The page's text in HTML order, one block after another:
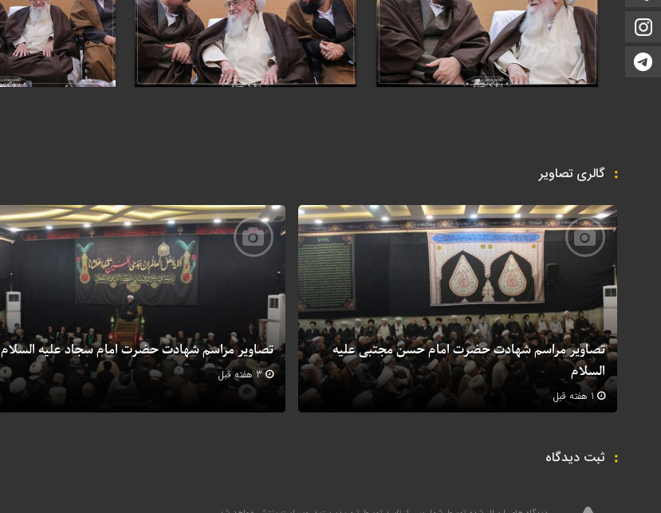
اینستاگرام
گالری تصاویر
تصاویر مراسم شهادت حضرت امام حسن مجتبی علیه
السلام
تصاویر مراسم شهادت حضرت امام سجاد علیه السلام
3 هفته قبل
ثبت دیدگاه